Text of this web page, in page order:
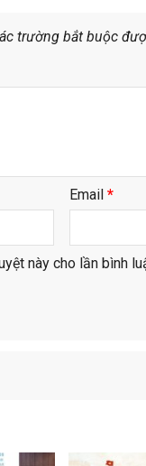
trường bắt buộc
Email*
này cho lần bình